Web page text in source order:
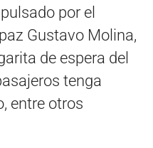
por el
Gustavo Molina,
de espera del
tenga
entre otros